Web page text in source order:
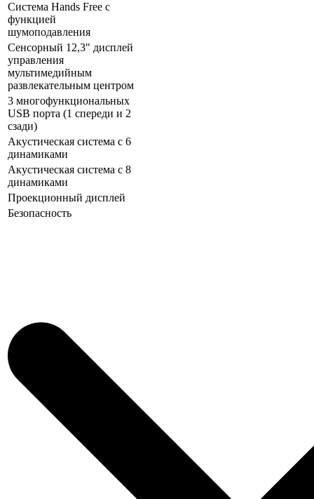
Система Hands Free с
функцией
шумоподавления
Сенсорный 12,3" дисплей
управления
мультимедийным
развлекательным центром
3 многофункциональных
USB порта (1 спереди и 2
сзади)
Акустическая система с 6
динамиками
Акустическая система с 8
динамиками
Проекционный дисплей
Безопасность